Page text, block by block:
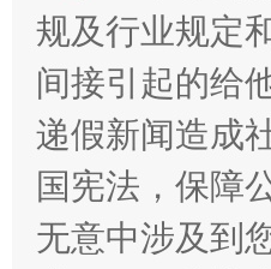
千年窑火 生生不
规及行业规定
间接引起的给
递假新闻造成
国宪法，保障
无意中涉及到